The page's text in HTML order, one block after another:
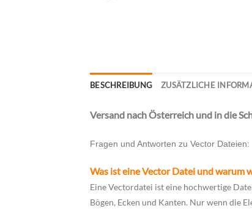
BESCHREIBUNG ZUSÄTZLICHE
Versand nach Österreich und in die
Fragen und Antworten zu Vector Dateien:
Was ist eine Vector Datei und warum
Eine Vectordatei ist eine hochwertige
Bögen, Ecken und Kanten. Nur wenn die